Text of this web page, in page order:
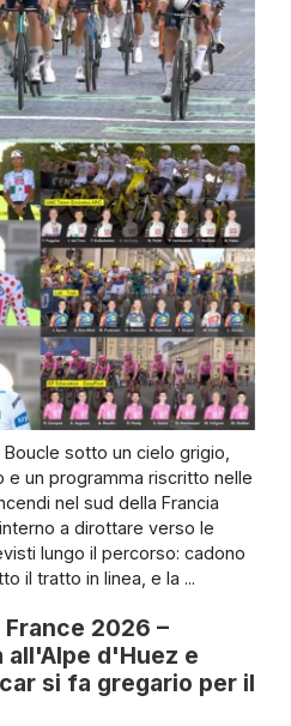
sotto un cielo grigio,
e un programma riscritto nelle
nel sud della Francia
a dirottare verso le
lungo il percorso: cadono
il tratto in linea, e la ...
France 2026 –
all'Alpe d'Huez e
si fa gregario per il